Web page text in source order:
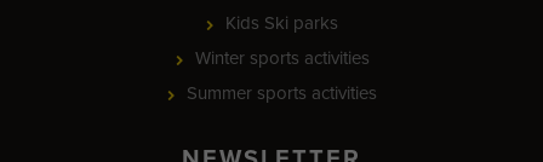
Kids Ski parks
Winter sports activities
Summer sports activities